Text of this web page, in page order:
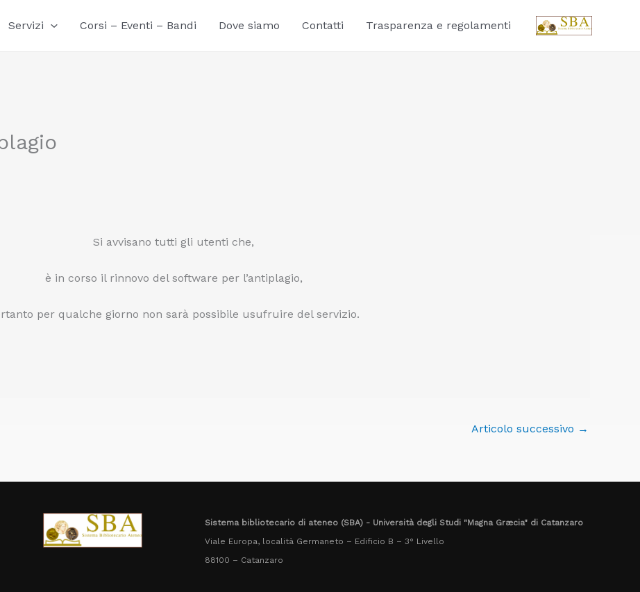
Servizi Corsi – Eventi – Bandi Dove siamo Contatti Trasparenza e regolamenti
Si avvisano tutti gli utenti che,
è in corso il rinnovo del software per l’antiplagio,
per qualche giorno non sarà possibile usufruire del servizio.
Articolo successivo →
Sistema bibliotecario di ateneo (SBA) - Università degli Studi "Magna Græcia" di Catanzaro
Viale Europa, località Germaneto – Edificio B – 3° Livello
88100 – Catanzaro